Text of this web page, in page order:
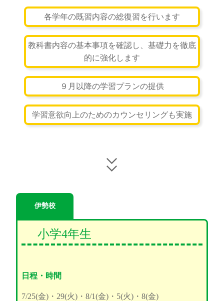
各学年の既習内容の総復習を行います
教科書内容の基本事項を確認し、基礎力を徹底
的に強化します
９月以降の学習プランの提供
学習意欲向上のためのカウンセリングも実施
伊勢校
小学4年生
日程・時間
7/25(金)・29(火)・8/1(金)・5(火)・8(金)